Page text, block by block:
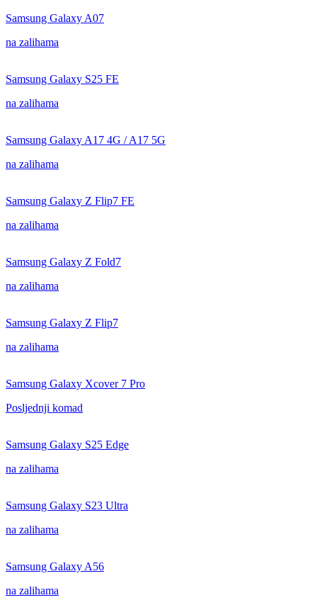
Samsung Galaxy A07
na zalihama
Samsung Galaxy S25 FE
na zalihama
Samsung Galaxy A17 4G / A17 5G
na zalihama
Samsung Galaxy Z Flip7 FE
na zalihama
Samsung Galaxy Z Fold7
na zalihama
Samsung Galaxy Z Flip7
na zalihama
Samsung Galaxy Xcover 7 Pro
Posljednji komad
Samsung Galaxy S25 Edge
na zalihama
Samsung Galaxy S23 Ultra
na zalihama
Samsung Galaxy A56
na zalihama